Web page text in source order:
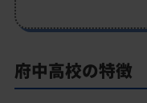
府中高校の特徴